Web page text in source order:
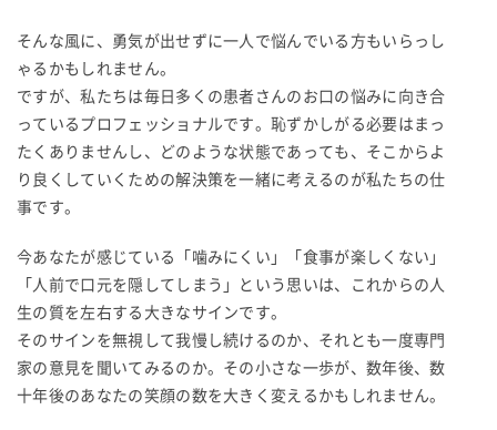
そんな風に、勇気が出せずに一人で悩んでいる方もいらっし
ゃるかもしれません。
ですが、私たちは毎日多くの患者さんのお口の悩みに向き合
っているプロフェッショナルです。恥ずかしがる必要はまっ
たくありませんし、どのような状態であっても、そこからよ
り良くしていくための解決策を一緒に考えるのが私たちの仕
事です。
今あなたが感じている「噛みにくい」「食事が楽しくない」
「人前で口元を隠してしまう」という思いは、これからの人
生の質を左右する大きなサインです。
そのサインを無視して我慢し続けるのか、それとも一度専門
家の意見を聞いてみるのか。その小さな一歩が、数年後、数
十年後のあなたの笑顔の数を大きく変えるかもしれません。